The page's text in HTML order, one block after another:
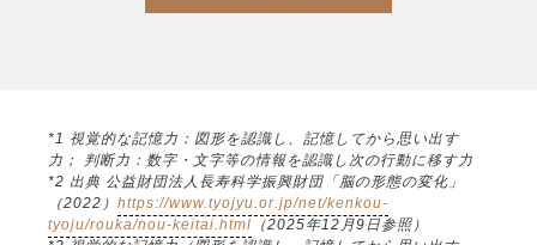
*1 視覚的な記憶力：図形を認識し、記憶してから思い出す
力； 判断力：数字・文字等の情報を認識し次の行動に移す力
*2 出典 公益財団法人長寿科学振興財団「脳の形態の変化」
（2022） https://www.tyojyu.or.jp/net/kenkou-
tyoju/rouka/nou-keitai.html （2025年12月9日参照）